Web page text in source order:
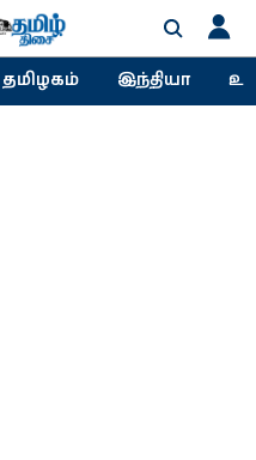
தமிழகம் இந்தியா